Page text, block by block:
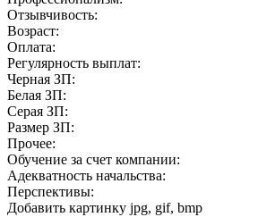
Отзывчивость:
Возраст:
Оплата:
Регулярность выплат:
Черная ЗП:
Белая ЗП:
Серая ЗП:
Размер ЗП:
Прочее:
Обучение за счет компании:
Адекватность начальства:
Перспективы:
Добавить картинку jpg, gif, bmp